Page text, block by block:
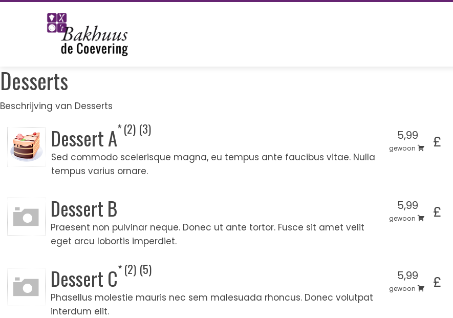
Skip
Desserts
Beschrijving van Desserts
Dessert A 2 3 5,99
gewoon £
Sed commodo scelerisque magna, eu tempus ante faucibus vitae. Nulla
tempus varius ornare.
Dessert B 5,99
gewoon £
Praesent non pulvinar neque. Donec ut ante tortor. Fusce sit amet velit
eget arcu lobortis imperdiet.
Dessert C 2 5 5,99
gewoon £
Phasellus molestie mauris nec sem malesuada rhoncus. Donec volutpat
interdum elit.